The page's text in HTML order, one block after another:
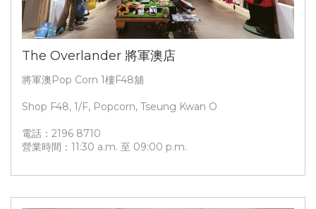
The Overlander 將軍澳店
將軍澳Pop Corn 1樓F48舖
Shop F48, 1/F, Popcorn, Tseung Kwan O
電話：2196 8710
營業時間：11:30 a.m. 至 09:00 p.m.